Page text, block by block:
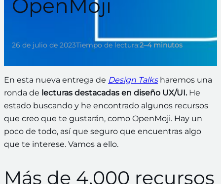
OpenMoji
26 de julio de 2023Tiempo de lectura:2–4 minutos
En esta nueva entrega de Design Talksharemos una
ronda de lecturas destacadas en diseño UX/UI.He
estado buscando y he encontrado algunos recursos
que creo que te gustarán, como OpenMoji. Hay un
poco de todo, así que seguro que encuentras algo
que te interese. Vamos a ello.
Más de 4.000 recursos